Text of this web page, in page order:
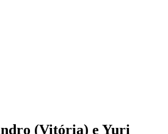
(Vitória) e Yuri